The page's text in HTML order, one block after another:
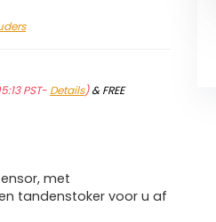
PST- Details)&FREE
met
tandenstoker voor u af